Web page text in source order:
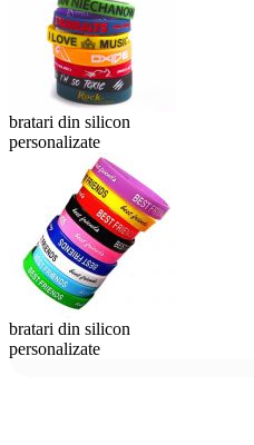
bratari din silicon
personalizate
bratari din silicon
personalizate